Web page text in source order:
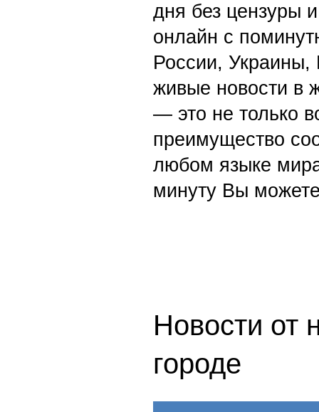
дня без цензуры
онлайн с
России,
живые новости в
— это не только
преимущество
любом языке
минуту Вы
Новости от
городе